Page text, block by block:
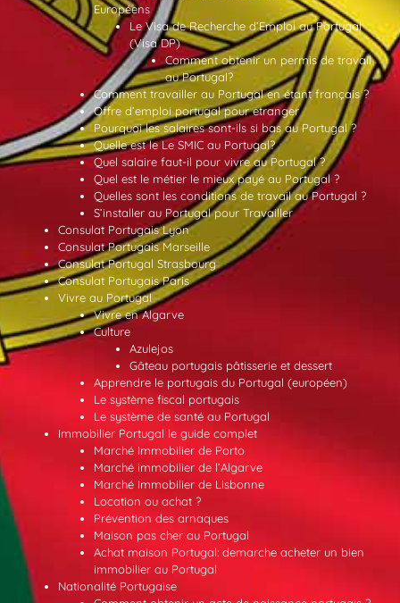
Européens
Le Visa de Recherche d’Emploi au Portugal
(Visa DP)
Comment obtenir un permis de travail
au Portugal?
Comment travailler au Portugal en étant français ?
Offre d’emploi portugal pour etranger
Pourquoi les salaires sont-ils si bas au Portugal ?
Quelle est le Le SMIC au Portugal?
Quel salaire faut-il pour vivre au Portugal ?
Quel est le métier le mieux payé au Portugal ?
Quelles sont les conditions de travail au Portugal ?
S’installer au Portugal pour Travailler
Consulat Portugais Lyon
Consulat Portugais Marseille
Consulat Portugal Strasbourg
Consulat Portugais Paris
Vivre au Portugal
Vivre en Algarve
Culture
Azulejos
Gâteau portugais pâtisserie et dessert
Apprendre le portugais du Portugal (européen)
Le système fiscal portugais
Le système de santé au Portugal
Immobilier Portugal le guide complet
Marché Immobilier de Porto
Marché immobilier de l’Algarve
Marché Immobilier de Lisbonne
Location ou achat ?
Prévention des arnaques
Maison pas cher au Portugal
Achat maison Portugal: demarche acheter un bien
immobilier au Portugal
Nationalité Portugaise